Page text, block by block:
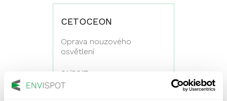
CETOCEON
Oprava nouzového
osvětlení
01/2017